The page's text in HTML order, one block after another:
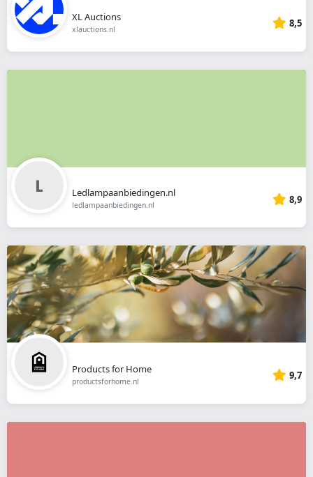
XL Auctions
xlauctions.nl 8,5
Ledlampaanbiedingen.nl
ledlampaanbiedingen.nl 8,9
Products for Home
productsforhome.nl 9,7